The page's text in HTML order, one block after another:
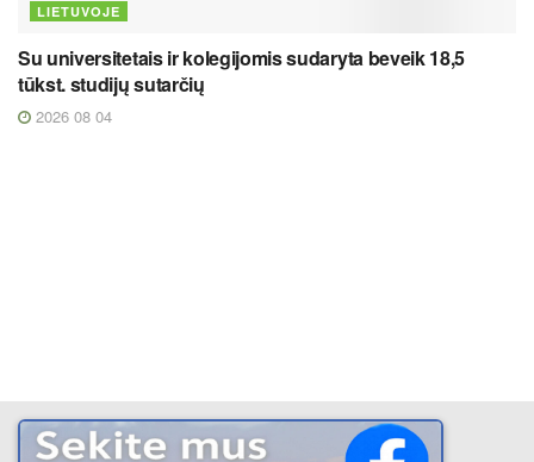
LIETUVOJE
Su universitetais ir kolegijomis sudaryta beveik 18,5
tūkst. studijų sutarčių
2026 08 04